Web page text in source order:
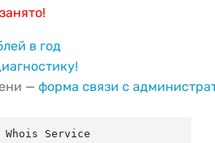
в год
— форма связи с
Service